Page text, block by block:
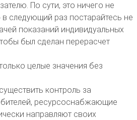
По сути, это ничего не
в следующий раз постарайтесь не
показаний индивидуальных
был сделан перерасчет
целые значения без
контроль за
ресурсоснабжающие
направляют своих